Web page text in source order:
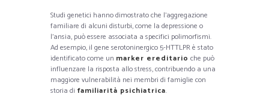
Studi genetici hanno dimostrato che l’aggregazione
familiare di alcuni disturbi, come la depressione o
l’ansia, può essere associata a specifici polimorfismi.
Ad esempio, il gene serotoninergico 5-HTTLPR è stato
identificato come un marker ereditario che può
influenzare la risposta allo stress, contribuendo a una
maggiore vulnerabilità nei membri di famiglie con
storia di familiarità psichiatrica.